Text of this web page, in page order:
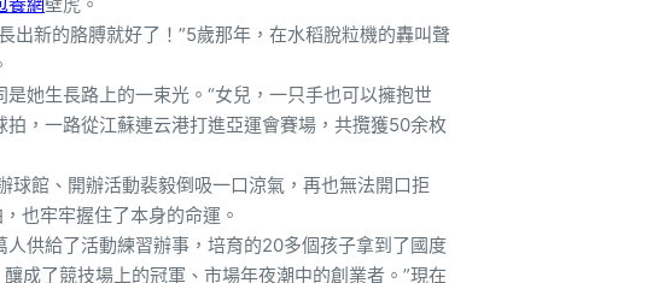
出新的胳膊就好了！”5歲那年，在水稻脫粒機的轟叫聲
她生長路上的一束光。“女兒，一只手也可以擁抱世
，一路從江蘇連云港打進亞運會賽場，共攬獲50余枚
館、開辦活動裴毅倒吸一口涼氣，再也無法開口拒
也牢牢握住了本身的命運。
供給了活動練習辦事，培育的20多個孩子拿到了國度
成了競技場上的冠軍、市場年夜潮中的創業者。”現在